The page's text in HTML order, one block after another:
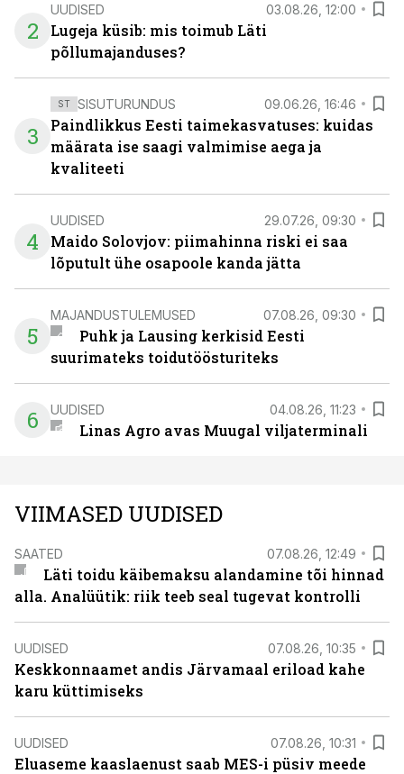
2
UUDISED 03.08.26, 12:00
Lugeja küsib: mis toimub Läti
põllumajanduses?
3
ST SISUTURUNDUS 09.06.26, 16:46
Paindlikkus Eesti taimekasvatuses: kuidas
määrata ise saagi valmimise aega ja
kvaliteeti
4
UUDISED 29.07.26, 09:30
Maido Solovjov: piimahinna riski ei saa
lõputult ühe osapoole kanda jätta
5
MAJANDUSTULEMUSED 07.08.26, 09:30
Puhk ja Lausing kerkisid Eesti
suurimateks toidutöösturiteks
6 UUDISED 04.08.26, 11:23
Linas Agro avas Muugal viljaterminali
VIIMASED UUDISED
SAATED 07.08.26, 12:49
Läti toidu käibemaksu alandamine tõi hinnad
alla. Analüütik: riik teeb seal tugevat kontrolli
UUDISED 07.08.26, 10:35
Keskkonnaamet andis Järvamaal eriload kahe
karu küttimiseks
UUDISED 07.08.26, 10:31
Eluaseme kaaslaenust saab MES-i püsiv meede